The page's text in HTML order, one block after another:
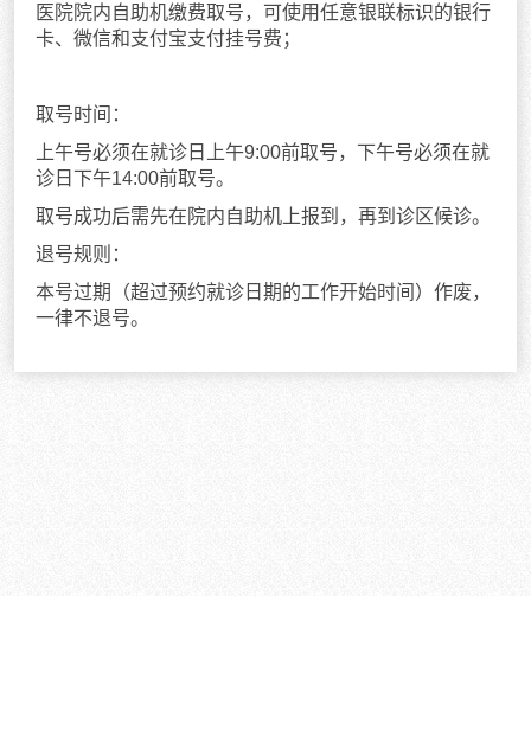
医院院内自助机缴费取号，可使用任意银联标识的银行
卡、微信和支付宝支付挂号费；
取号时间：
上午号必须在就诊日上午9:00前取号，下午号必须在就
诊日下午14:00前取号。
取号成功后需先在院内自助机上报到，再到诊区候诊。
退号规则：
本号过期（超过预约就诊日期的工作开始时间）作废，
一律不退号。